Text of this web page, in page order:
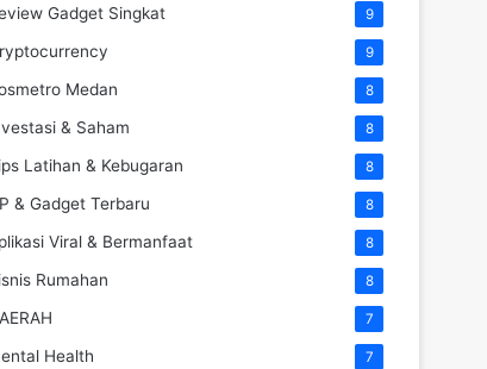
Gadget Singkat 9
9
Medan 8
& Saham 8
Latihan & Kebugaran 8
& Gadget Terbaru 8
Viral & Bermanfaat 8
Rumahan 8
7
Health 7